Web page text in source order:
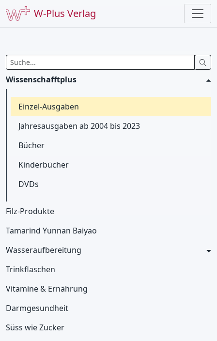
W-Plus Verlag
Wissenschafftplus
Einzel-Ausgaben
Jahresausgaben ab 2004 bis 2023
Bücher
Kinderbücher
DVDs
Filz-Produkte
Tamarind Yunnan Baiyao
Wasseraufbereitung
Trinkflaschen
Vitamine & Ernährung
Darmgesundheit
Süss wie Zucker